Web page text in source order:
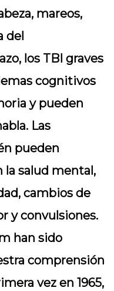
mareos,
del
los TBI graves
cognitivos
y pueden
Las
pueden
salud mental,
cambios de
y convulsiones.
han sido
comprensión
vez en 1965,